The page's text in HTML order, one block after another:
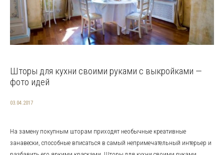
Шторы для кухни своими руками с выкройками —
фото идей
03.04.2017
На замену покупным шторам приходят необычные креативные
занавески, способные вписаться в самый непримечательный интерьер и